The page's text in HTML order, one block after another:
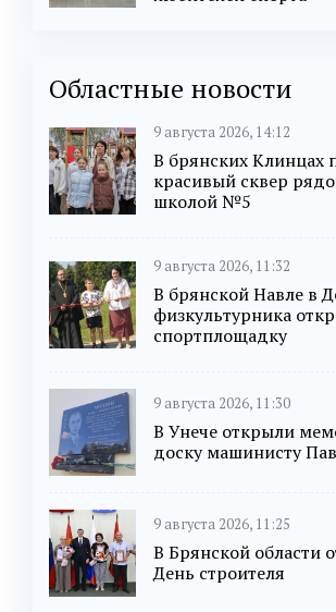
Областные новости
9 августа 2026, 14:12
В брянских Клинцах
красивый сквер
школой №5
9 августа 2026, 11:32
В брянской Навле в
физкультурника
спортплощадку
9 августа 2026, 11:30
В Унече открыли
доску машинисту
9 августа 2026, 11:25
В Брянской области
День строителя